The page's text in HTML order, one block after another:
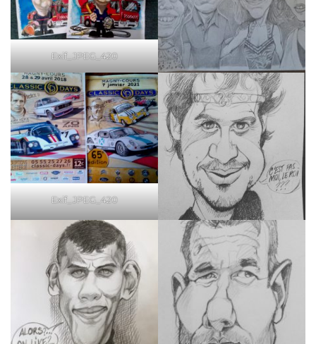
Exif_JPEG_420
Exif_JPEG_420